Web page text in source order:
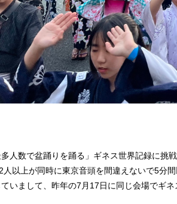
多人数で盆踊りを踊る」ギネス世界記録に
人以上が同時に東京音頭を間違えないで5分
いまして、昨年の7月17日に同じ会場でギネ